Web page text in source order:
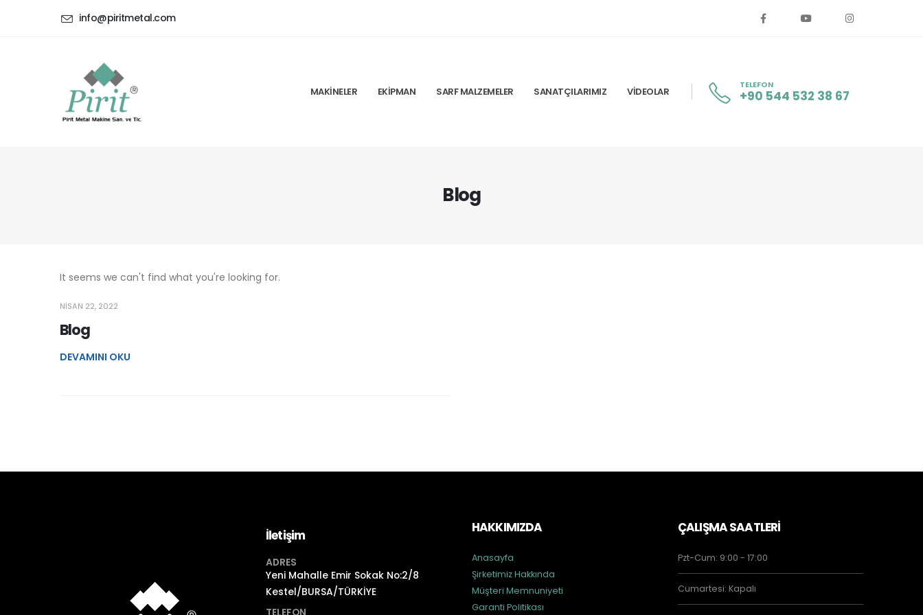
info@piritmetal.com
MAKINELER EKIPMAN SARF MALZEMELER SANATÇILARIMIZ VIDEOLAR
TELEFON
+90 544 532 38 67
Blog
It seems we can't find what you're looking for.
NISAN 22, 2022
Blog
DEVAMINI OKU
İletişim
ADRES
Yeni Mahalle Emir Sokak No:2/8
Kestel/BURSA/TÜRKİYE
TELEFON
HAKKIMIZDA
Anasayfa
Şirketimiz Hakkında
Müşteri Memnuniyeti
Garanti Politikası
ÇALIŞMA SAATLERİ
Pzt-Cum: 9:00 - 17:00
Cumartesi: Kapalı